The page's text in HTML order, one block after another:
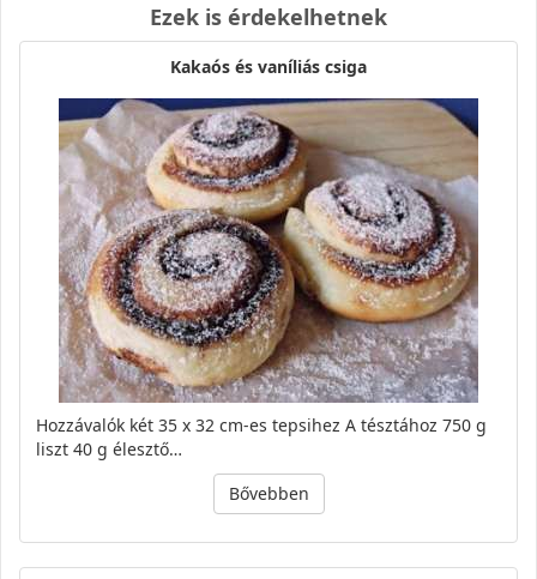
Ezek is érdekelhetnek
Kakaós és vaníliás csiga
Hozzávalók két 35 x 32 cm-es tepsihez A tésztához 750 g
liszt 40 g élesztő…
Bővebben